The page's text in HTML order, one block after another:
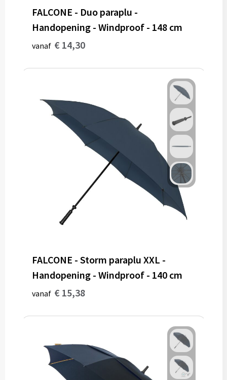
FALCONE - Duo paraplu -
Handopening - Windproof - 148 cm
vanaf € 14,30
FALCONE - Storm paraplu XXL -
Handopening - Windproof - 140 cm
vanaf € 15,38